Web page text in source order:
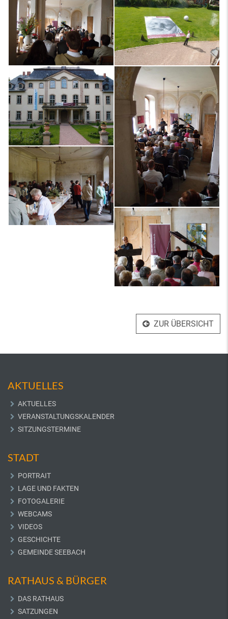
ZUR ÜBERSICHT
AKTUELLES
AKTUELLES
VERANSTALTUNGSKALENDER
SITZUNGSTERMINE
STADT
PORTRAIT
LAGE UND FAKTEN
FOTOGALERIE
WEBCAMS
VIDEOS
GESCHICHTE
GEMEINDE SEEBACH
RATHAUS & BÜRGER
DAS RATHAUS
SATZUNGEN